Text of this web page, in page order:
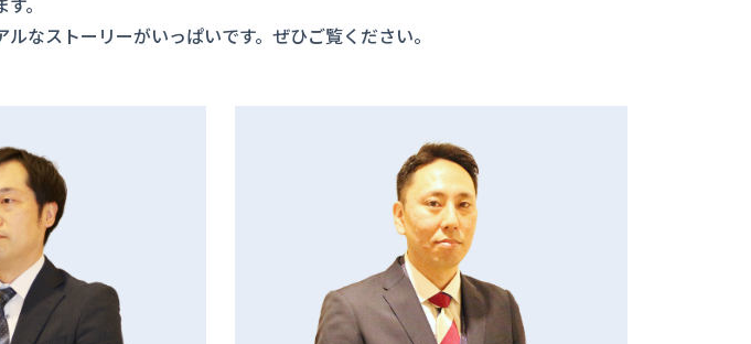
なストーリーがいっぱいです。ぜひご覧ください。